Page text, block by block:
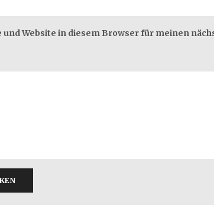
und Website in diesem Browser für meinen